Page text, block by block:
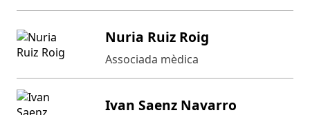
Nuria Ruiz Roig
Associada mèdica
Ivan Saenz Navarro